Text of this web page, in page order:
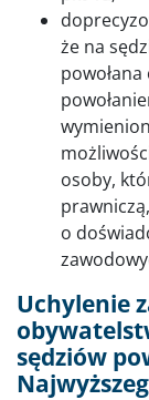
że na
osoby,
o
Uchylenie
sędziów